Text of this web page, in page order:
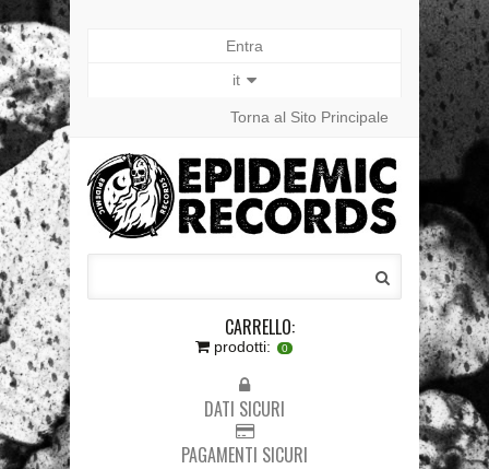
Entra
it
Torna al Sito Principale
CARRELLO:
prodotti: 0
DATI SICURI
PAGAMENTI SICURI